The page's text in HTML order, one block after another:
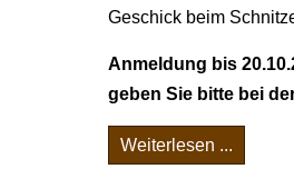
Geschick beim
Anmeldung bis
geben Sie bitte bei
Weiterlesen ...